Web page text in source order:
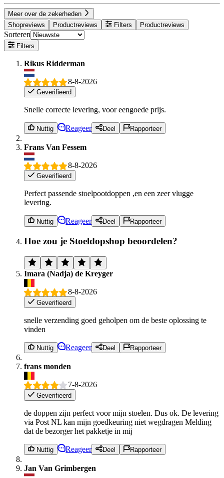
Meer over de zekerheden
Shopreviews
Productreviews Filters Productreviews
Sorteren
Filters
Rikus Ridderman
8-8-2026
Geverifieerd
Snelle correcte levering, voor eengoede prijs.
Nuttig Reageer Deel Rapporteer
Frans Van Fessem
8-8-2026
Geverifieerd
Perfect passende stoelpootdoppen ,en een zeer vlugge
levering.
Nuttig Reageer Deel Rapporteer
Hoe zou je Stoeldopshop beoordelen?
Imara (Nadja) de Kreyger
8-8-2026
Geverifieerd
snelle verzending goed geholpen om de beste oplossing te
vinden
Nuttig Reageer Deel Rapporteer
frans monden
7-8-2026
Geverifieerd
de doppen zijn perfect voor mijn stoelen. Dus ok. De levering
via Post NL kan mijn goedkeuring niet wegdragen Melding
dat de bezorger het pakketje in mij
Nuttig Reageer Deel Rapporteer
Jan Van Grimbergen